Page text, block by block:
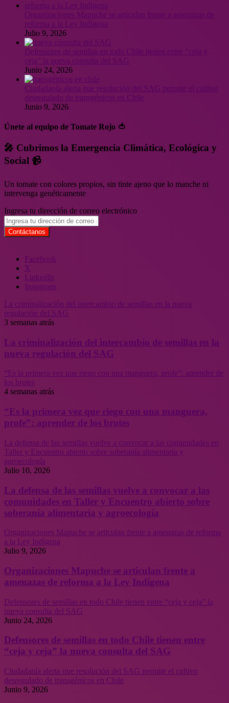
Julio 9, 2026
Junio 24, 2026
Ciudadanía alerta que resolución del SAG permite el cultivo
desregulado de transgénicos en Chile
Junio 9, 2026
Únete al equipo de Tomate Rojo 🍅
🎤 Cubrimos la Emergencia Climática, Ecológica y
Social 📹
Un tomate con colores propios, sin tinte ajeno que lo manche ni
intervenga genéticamente
Ingresa tu dirección de correo electrónico
Facebook
X
LinkedIn
Instagram
La criminalización del intercambio de semillas en la nueva
regulación del SAG
3 semanas atrás
La criminalización del intercambio de semillas en la
nueva regulación del SAG
“Es la primera vez que riego con una manguera, profe”: aprender de
los brotes
4 semanas atrás
“Es la primera vez que riego con una manguera,
profe”: aprender de los brotes
La defensa de las semillas vuelve a convocar a las comunidades en
Taller y Encuentro abierto sobre soberanía alimentaria y
agroecología
Julio 10, 2026
La defensa de las semillas vuelve a convocar a las
comunidades en Taller y Encuentro abierto sobre
soberanía alimentaria y agroecología
Organizaciones Mapuche se articulan frente a amenazas de reforma
a la Ley Indígena
Julio 9, 2026
Organizaciones Mapuche se articulan frente a
amenazas de reforma a la Ley Indígena
Defensores de semillas en todo Chile tienen entre “ceja y ceja” la
nueva consulta del SAG
Junio 24, 2026
Defensores de semillas en todo Chile tienen entre
“ceja y ceja” la nueva consulta del SAG
Ciudadanía alerta que resolución del SAG permite el cultivo
desregulado de transgénicos en Chile
Junio 9, 2026